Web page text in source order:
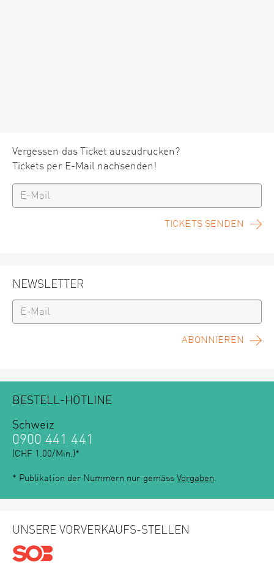
Vergessen das Ticket auszudrucken?
Tickets per E-Mail nachsenden!
TICKETS SENDEN
NEWSLETTER
ABONNIEREN
BESTELL-HOTLINE
Schweiz
0900 441 441
(CHF 1.00/Min.)*
* Publikation der Nummern nur gemäss Vorgaben.
UNSERE VORVERKAUFS-STELLEN